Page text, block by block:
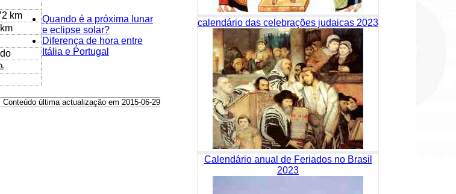
km
Quando é a próxima lunar
e eclipse solar?
Diferença de hora entre
Itália e Portugal
Conteúdo última actualização em 2015-06-29
calendário das celebrações judaicas 2023
Calendário anual de Feriados no Brasil
2023